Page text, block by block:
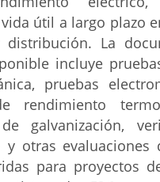
útil a largo plazo
La
incluye
pruebas
rendimiento
galvanización,
y otras evaluaciones
para proyectos